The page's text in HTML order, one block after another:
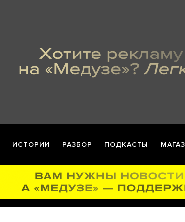
ИСТОРИИ РАЗБОР ПОДКАСТЫ МАГАЗ